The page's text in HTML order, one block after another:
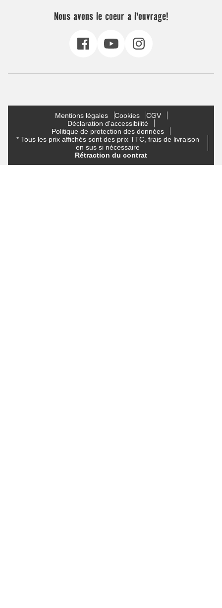
Nous avons le coeur a l'ouvrage!
Mentions légales Cookies
CGV
Déclaration d'accessibilité
Politique de protection des données
* Tous les prix affichés sont des prix TTC, frais de livraison
en sus si nécessaire
Rétraction du contrat